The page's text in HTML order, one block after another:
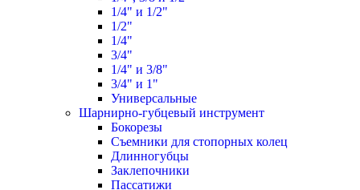
1/4" и 1/2"
1/2"
1/4"
3/4"
1/4" и 3/8"
3/4" и 1"
Универсальные
Шарнирно-губцевый инструмент
Бокорезы
Съемники для стопорных колец
Длинногубцы
Заклепочники
Пассатижи